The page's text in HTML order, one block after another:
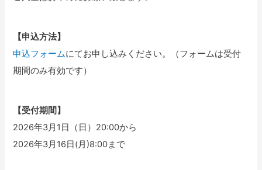
【申込方法】
申込フォームにてお申し込みください。（フォームは受付
期間のみ有効です）
【受付期間】
2026年3月1日（日）20:00から
2026年3月16日(月)8:00まで